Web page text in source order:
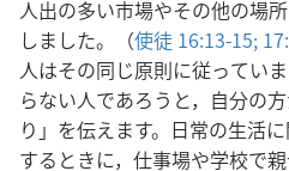
人出の多い市場やその他の場
しました。（使徒 16:13-15;
人はその同じ原則に従ってい
らない人であろうと，自分の
り」を伝えます。日常の生活
するときに，仕事場や学校で